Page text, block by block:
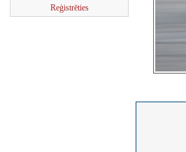
Reģistrēties